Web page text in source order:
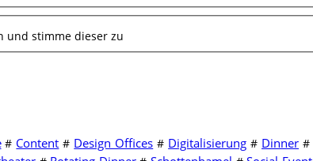
und stimme dieser zu
# Content # Design Offices # Digitalisierung # Dinner #